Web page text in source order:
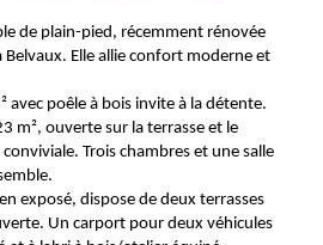
de plain-pied, récemment rénovée
Belvaux. Elle allie confort moderne et
avec poêle à bois invite à la détente.
m², ouverte sur la terrasse et le
Trois chambres et une salle
exposé, dispose de deux terrasses
Un carport pour deux véhicules